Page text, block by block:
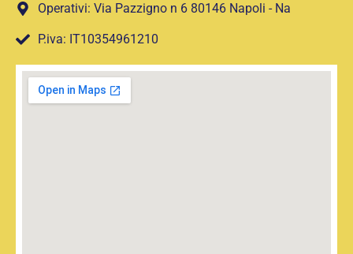
Operativi: Via Pazzigno n 6 80146 Napoli - Na
P.iva: IT10354961210